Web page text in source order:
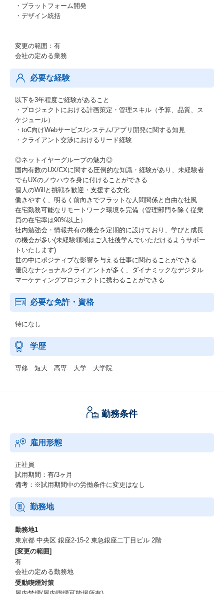
・プラットフォーム開発
・デザイン統括
変更の範囲：有
会社の定める業務
必要な経験
以下を3年程度ご経験があること
・プロジェクトにおける計画策定・管理スキル（予算、品質、ス
ケジュール）
・toC向けWebサービス/システム/アプリ開発に関する知見
・クライアント交渉におけるリード経験
◎ネットイヤーグループの魅力◎
国内有数のUX/CXに関する圧倒的な知識・経験があり、未経験者
でもUXのノウハウを身に付けることができる
個人のWillと挑戦を歓迎・支援する文化
働きやすく、明るく前向きでフラットな人間関係と自由な社風
在宅勤務可能なリモートワーク環境を完備（管理部門を除く従業
員の在宅率は90%以上）
社内勉強会・情報共有の機会を定期的に設けており、学びと成長
の機会が多い(未経験領域はご入社後学んでいただけるようサポー
トいたします)
世の中にポジティブな影響を与える仕事に関わることができる
優良なナショナルクライアントが多く、ダイナミックなデジタル
マーケティングプロジェクトに携わることができる
必要な免許・資格
特になし
学歴
専修 短大 高専 大学 大学院
勤務条件
雇用形態
正社員
試用期間：有/3ヶ月
備考：※試用期間中の労働条件に変更はなし
勤務地
勤務地1
東京都 中央区 銀座2-15-2 東急銀座二丁目ビル 2階
[変更の範囲]
有
会社の定める勤務地
受動喫煙対策